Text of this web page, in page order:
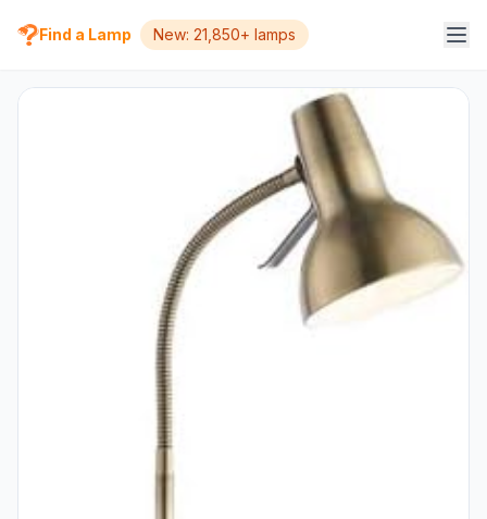
Find a Lamp New: 21,850+ lamps